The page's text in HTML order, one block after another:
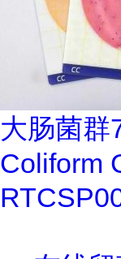
大肠菌群
Coliform